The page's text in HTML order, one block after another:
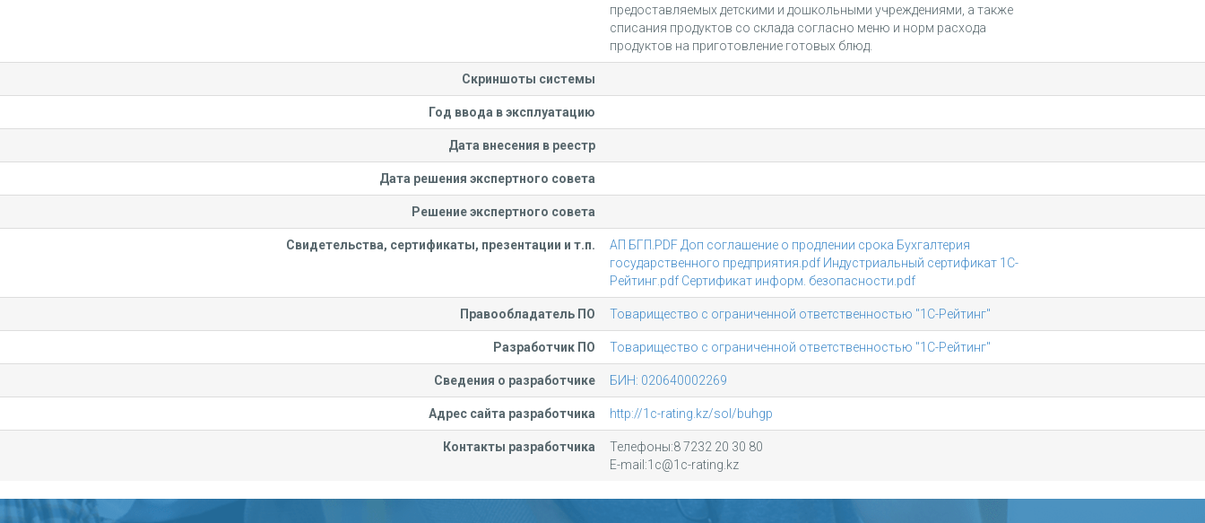
предоставляемых детскими и дошкольными учреждениями, а также
списания продуктов со склада согласно меню и норм расхода
продуктов на приготовление готовых блюд.
Скриншоты системы
Год ввода в эксплуатацию
Дата внесения в реестр
Дата решения экспертного совета
Решение экспертного совета
Свидетельства, сертификаты, презентации и т.п. АП БГП.PDF Доп соглашение о продлении срока Бухгалтерия
государственного предприятия.pdf Индустриальный сертификат 1С-
Рейтинг.pdf Сертификат информ. безопасности.pdf
Правообладатель ПО Товарищество с ограниченной ответственностью "1С-Рейтинг"
Разработчик ПО Товарищество с ограниченной ответственностью "1С-Рейтинг"
Сведения о разработчике БИН: 020640002269
Адрес сайта разработчика http://1c-rating.kz/sol/buhgp
Контакты разработчика
Телефоны:8 7232 20 30 80
E-mail:1c@1c-rating.kz